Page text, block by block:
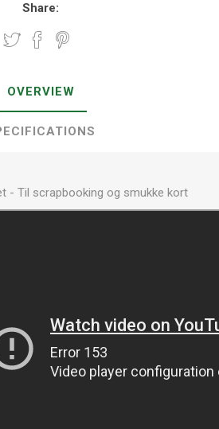
Share:
OVERVIEW
- Til scrapbooking og smukke kort